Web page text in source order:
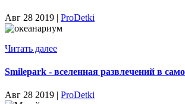
Авг 28 2019 | ProDetki
Читать далее
Smilepark - вселенная развлечений в
Авг 28 2019 | ProDetki